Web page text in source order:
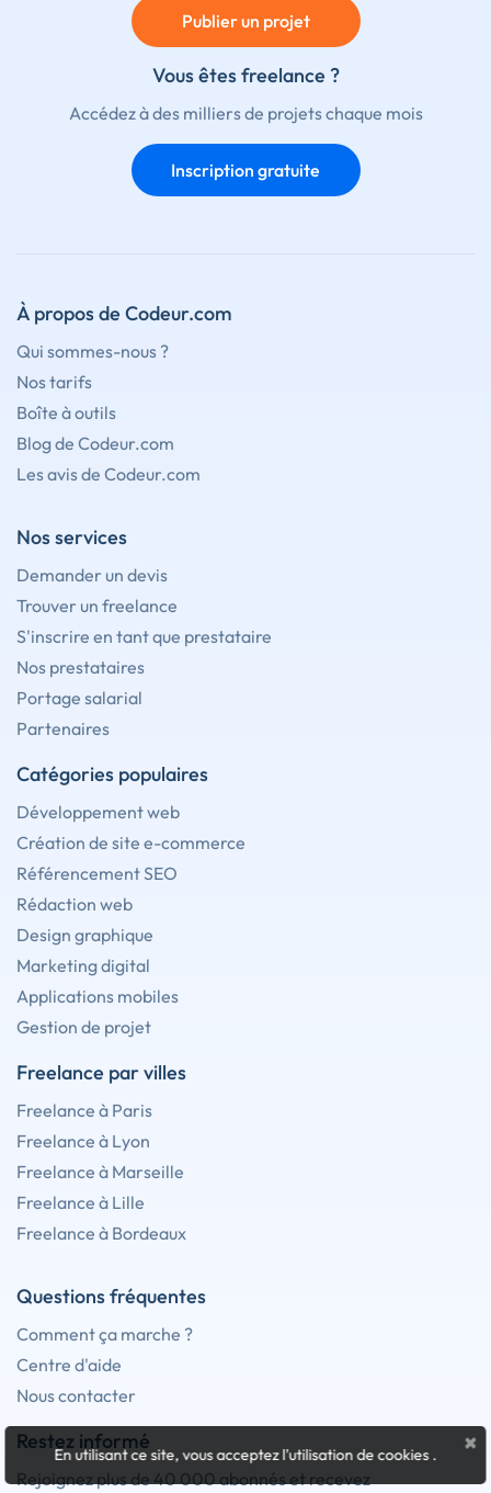
Publier un projet
Vous êtes freelance ?
Accédez à des milliers de projets chaque mois
Inscription gratuite
À propos de Codeur.com
Qui sommes-nous ?
Nos tarifs
Boîte à outils
Blog de Codeur.com
Les avis de Codeur.com
Nos services
Demander un devis
Trouver un freelance
S'inscrire en tant que prestataire
Nos prestataires
Portage salarial
Partenaires
Catégories populaires
Développement web
Création de site e-commerce
Référencement SEO
Rédaction web
Design graphique
Marketing digital
Applications mobiles
Gestion de projet
Freelance par villes
Freelance à Paris
Freelance à Lyon
Freelance à Marseille
Freelance à Lille
Freelance à Bordeaux
Questions fréquentes
Comment ça marche ?
Centre d'aide
Nous contacter
Restez informé
Rejoignez plus de 40 000 abonnés et recevez
×
En utilisant ce site, vous acceptez l'utilisation de cookies.